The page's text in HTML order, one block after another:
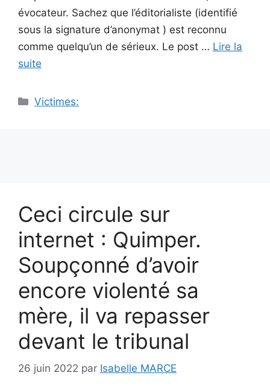
évocateur. Sachez que l’éditorialiste (identifié
sous la signature d’anonymat ) est reconnu
comme quelqu’un de sérieux. Le post … Lire la
suite
Catégories
Victimes:
Ceci circule sur
internet : Quimper.
Soupçonné d’avoir
encore violenté sa
mère, il va repasser
devant le tribunal
26 juin 2022 par Isabelle MARCE